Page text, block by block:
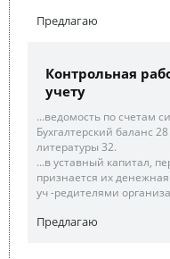
Предлагаю
Контрольная
учету
...ведомость по счетам
Бухгалтерский баланс
литературы 32.
...в уставный капитал,
признается их
уч -редителями
Предлагаю